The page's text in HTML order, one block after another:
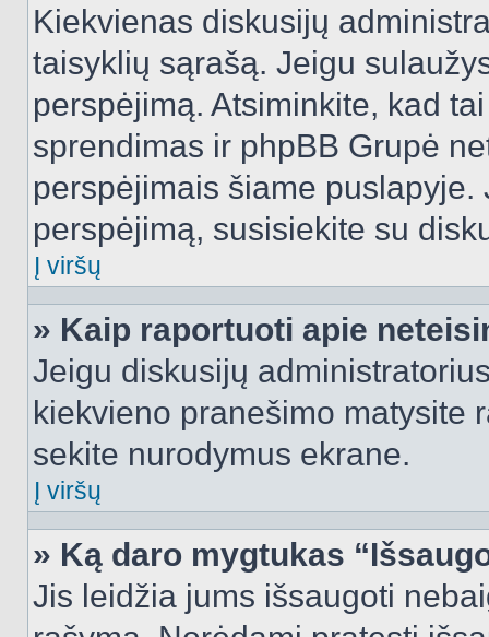
Kiekvienas diskusijų
taisyklių sąrašą. Jeigu
perspėjimą. Atsiminkite, kad
sprendimas ir phpBB Grupė
perspėjimais šiame
perspėjimą, susisiekite su
Į viršų
» Kaip raportuoti apie
Jeigu diskusijų
kiekvieno pranešimo matysite
sekite nurodymus ekrane.
Į viršų
» Ką daro mygtukas
Jis leidžia jums išsaugoti